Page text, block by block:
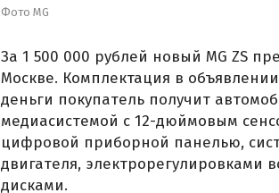
Фото MG
За 1 500 000 рублей новый MG ZS
Москве. Комплектация в
деньги покупатель получит
медиасистемой с 12-дюймовым
цифровой приборной панелью,
двигателя, электрорегулировками
дисками.